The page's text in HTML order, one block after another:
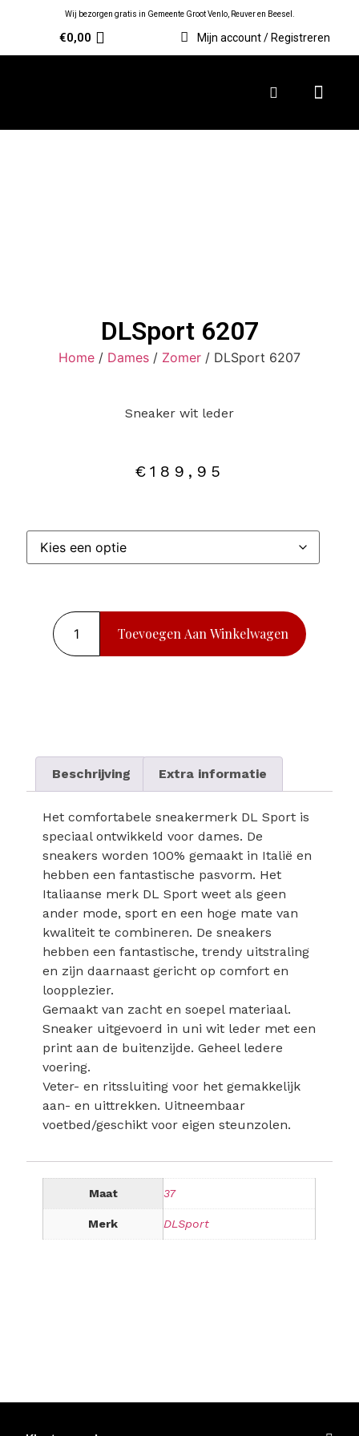
Wij bezorgen gratis in Gemeente Groot Venlo, Reuver en Beesel.
€0,00 Mijn account / Registreren
DLSport 6207
Home / Dames / Zomer / DLSport 6207
Sneaker wit leder
€ 189,95
Toevoegen Aan Winkelwagen
Beschrijving Extra informatie
Het comfortabele sneakermerk DL Sport is
speciaal ontwikkeld voor dames. De
sneakers worden 100% gemaakt in Italië en
hebben een fantastische pasvorm. Het
Italiaanse merk DL Sport weet als geen
ander mode, sport en een hoge mate van
kwaliteit te combineren. De sneakers
hebben een fantastische, trendy uitstraling
en zijn daarnaast gericht op comfort en
loopplezier.
Gemaakt van zacht en soepel materiaal.
Sneaker uitgevoerd in uni wit leder met een
print aan de buitenzijde. Geheel ledere
voering.
Veter- en ritssluiting voor het gemakkelijk
aan- en uittrekken. Uitneembaar
voetbed/geschikt voor eigen steunzolen.
Maat 37
Merk DLSport